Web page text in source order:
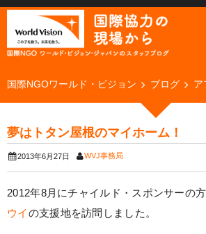
国際NGOワールド・ビジョン ブログ ア
夢はトタン屋根のマイホーム！
2013年6月27日 WVJ事務局
2012年8月にチャイルド・スポンサーの
ウイの支援地を訪問しました。